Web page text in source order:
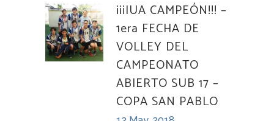
¡¡¡IUA CAMPEÓN!!! –
1era FECHA DE
VOLLEY DEL
CAMPEONATO
ABIERTO SUB 17 –
COPA SAN PABLO